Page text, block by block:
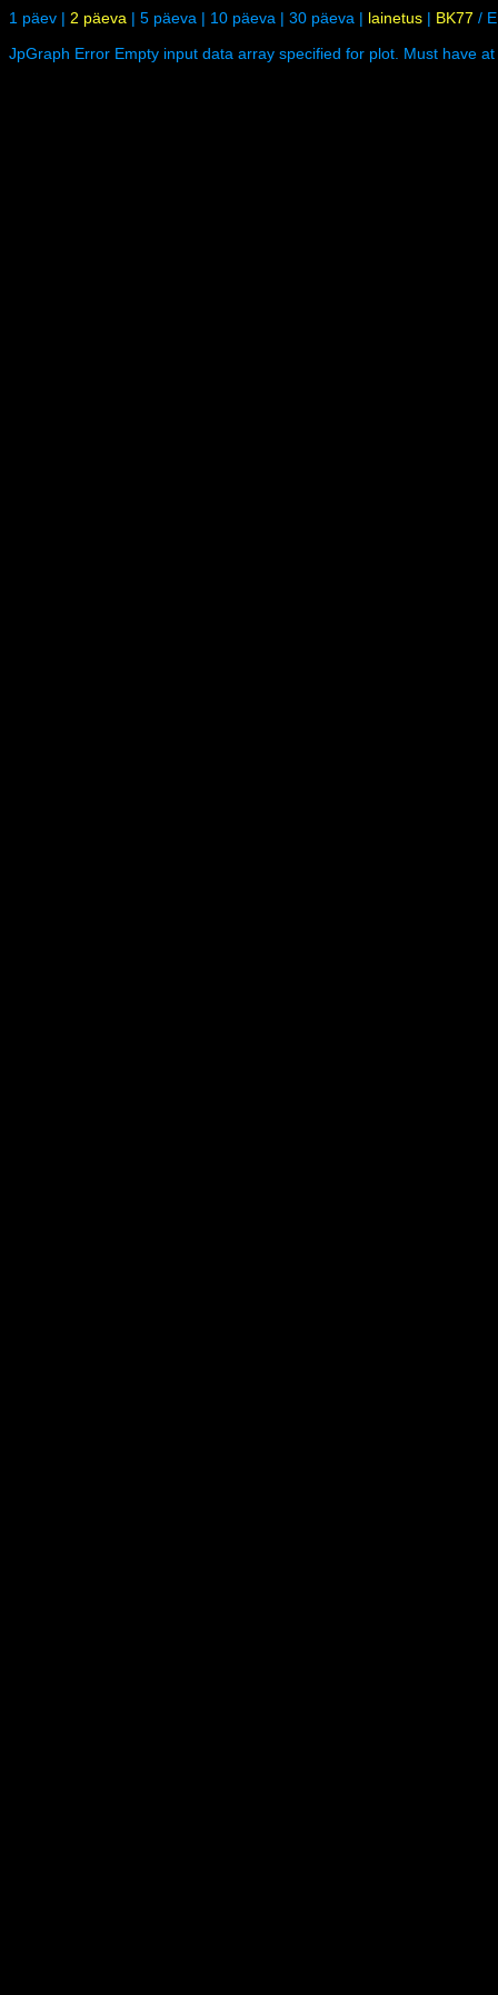
1 päev | 2 päeva | 5 päeva | 10 päeva | 30 päeva | lainetus | BK77 /
JpGraph Error Empty input data array specified for plot. Must have